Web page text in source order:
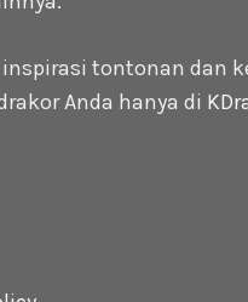
tontonan dan
Anda hanya di